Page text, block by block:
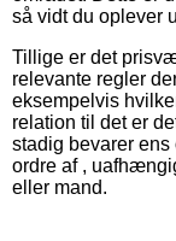
så vidt du oplever
Tillige er det
relevante regler
eksempelvis
relation til det er
stadig bevarer
ordre af ,
eller mand.